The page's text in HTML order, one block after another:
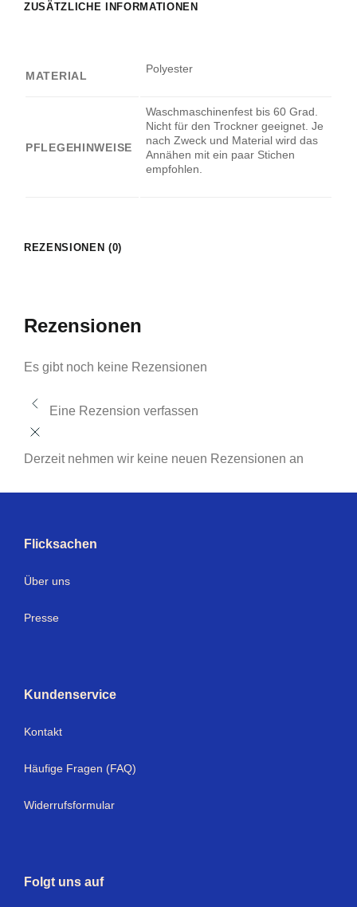
ZUSÄTZLICHE INFORMATIONEN
MATERIAL
Polyester
PFLEGEHINWEISE
Waschmaschinenfest bis 60 Grad.
Nicht für den Trockner geeignet. Je
nach Zweck und Material wird das
Annähen mit ein paar Stichen
empfohlen.
REZENSIONEN (0)
Rezensionen
Es gibt noch keine Rezensionen
Eine Rezension verfassen
Derzeit nehmen wir keine neuen Rezensionen an
Flicksachen
Über uns
Presse
Kundenservice
Kontakt
Häufige Fragen (FAQ)
Widerrufsformular
Folgt uns auf